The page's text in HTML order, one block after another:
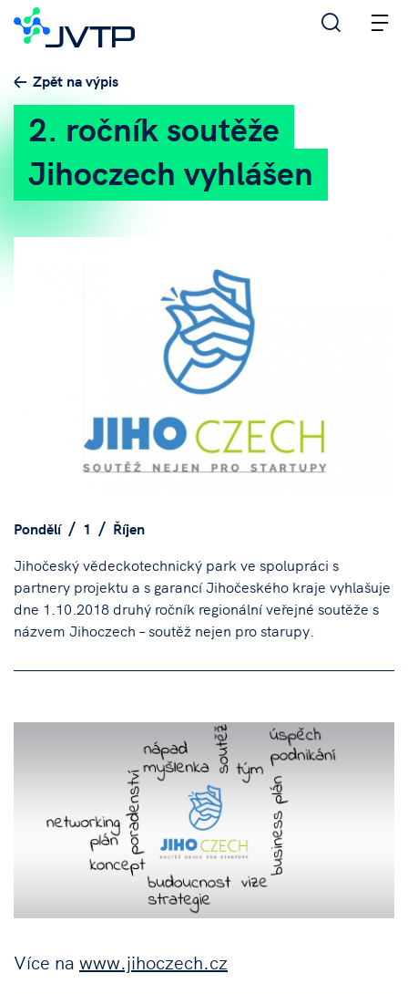
Zpět na výpis
2. ročník soutěže
Jihoczech vyhlášen
Pondělí 1
Říjen
Jihočeský vědeckotechnický park ve spolupráci s
partnery projektu a s garancí Jihočeského kraje vyhlašuje
dne 1.10.2018 druhý ročník regionální veřejné soutěže s
názvem Jihoczech – soutěž nejen pro starupy.
Více na www.jihoczech.cz